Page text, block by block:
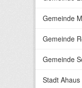
Gemeinde
Gemeinde
Gemeinde
Stadt Ahaus